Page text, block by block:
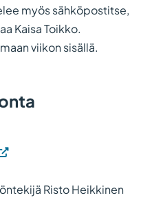
myös sähköpostitse,
Kaisa Toikko.
viikon sisällä.
Risto Heikkinen